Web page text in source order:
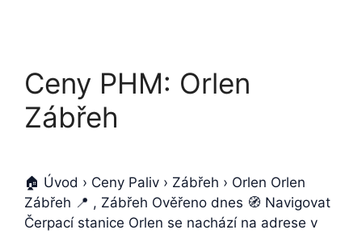
Ceny PHM: Orlen
Zábřeh
🏠 Úvod › Ceny Paliv › Zábřeh › Orlen Orlen
Zábřeh 📍 , Zábřeh Ověřeno dnes 🧭 Navigovat
Čerpací stanice Orlen se nachází na adrese v